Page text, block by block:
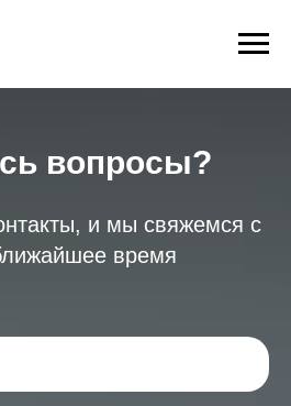
вопросы?
и мы свяжемся с
время